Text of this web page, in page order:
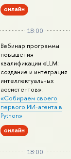
онлайн
18:00
Вебинар программы
повышения
квалификации «LLM:
создание и интеграция
интеллектуальных
ассистентов»:
«Собираем своего
первого ИИ-агента в
Python»
онлайн
18:00